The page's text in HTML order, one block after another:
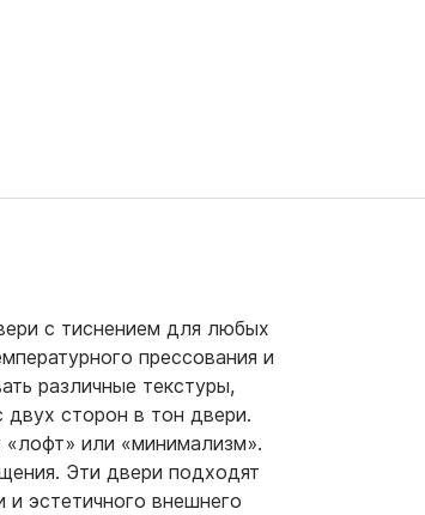
с тиснением для любых
прессования и
различные текстуры,
двух сторон в тон двери.
«лофт» или «минимализм».
Эти двери подходят
эстетичного внешнего